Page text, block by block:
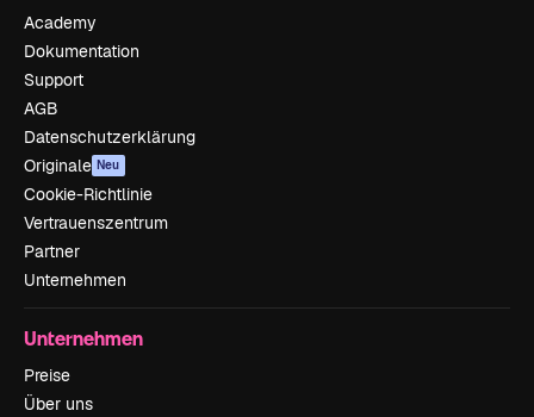
Academy
Dokumentation
Support
AGB
Datenschutzerklärung
Originale Neu
Cookie-Richtlinie
Vertrauenszentrum
Partner
Unternehmen
Unternehmen
Preise
Über uns